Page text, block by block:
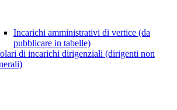
Incarichi amministrativi di vertice (da
pubblicare in tabelle)
di incarichi dirigenziali (dirigenti non